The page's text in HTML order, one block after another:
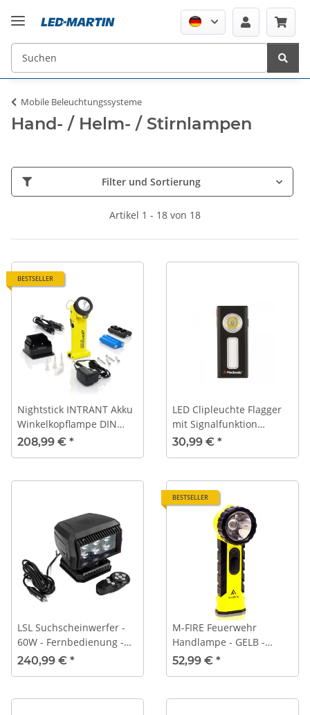
Mobile Beleuchtungssysteme
Hand- / Helm- / Stirnlampen
Filter und Sortierung
Artikel 1 - 18 von 18
BESTSELLER
Nightstick INTRANT Akku
Winkelkopflampe DIN
14649 mit Ladestation |
208,99 € *
LED Clipleuchte Flagger
mit Signalfunktion
rot/grün
30,99 € *
LSL Suchscheinwerfer -
60W - Fernbedienung -
KFZ Stecker
240,99 € *
BESTSELLER
M-FIRE Feuerwehr
Handlampe - GELB -
Winkelkopf - Knickkopf -
52,99 € *